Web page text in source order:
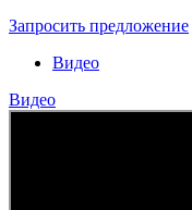
Запросить предложение
Видео
Видео